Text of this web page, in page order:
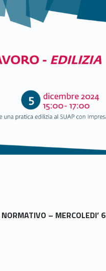
– MERCOLEDI’ 6